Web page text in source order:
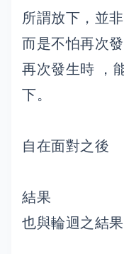
所謂放下，並
而是不怕再次發
再次發生時 ，
下。
自在面對之後
結果
也與輪迴之結果